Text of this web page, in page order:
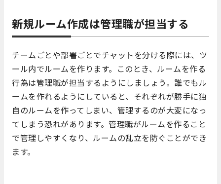
新規ルーム作成は管理職が担当する
チームごとや部署ごとでチャットを分ける際には、ツ
ール内でルームを作ります。このとき、ルームを作る
行為は管理職が担当するようにしましょう。誰でもル
ームを作れるようにしていると、それぞれが勝手に独
自のルームを作ってしまい、管理するのが大変になっ
てしまう恐れがあります。管理職がルームを作ること
で管理しやすくなり、ルームの乱立を防ぐことができ
ます。